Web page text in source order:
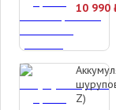
10 990
Z)